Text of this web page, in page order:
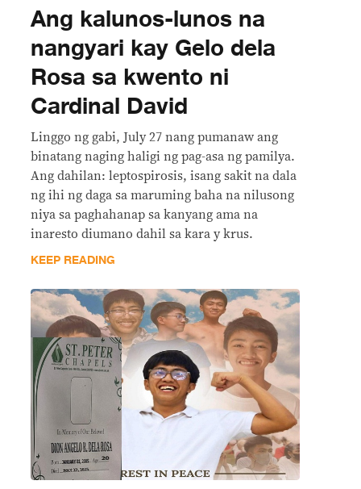
Ang kalunos-lunos na
nangyari kay Gelo dela
Rosa sa kwento ni
Cardinal David
Linggo ng gabi, July 27 nang pumanaw ang
binatang naging haligi ng pag-asa ng pamilya.
Ang dahilan: leptospirosis, isang sakit na dala
ng ihi ng daga sa maruming baha na nilusong
niya sa paghahanap sa kanyang ama na
inaresto diumano dahil sa kara y krus.
KEEP READING